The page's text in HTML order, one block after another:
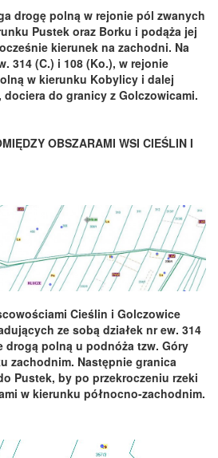
drogę polną w rejonie pól zwanych
Pustek oraz Borku i podąża jej
kierunek na zachodni. Na
314 (C.) i 108 (Ko.), w rejonie
w kierunku Kobylicy i dalej
do granicy z Golczowicami.
OBSZARAMI WSI CIEŚLIN I
Cieślin i Golczowice
ze sobą działek nr ew. 314
drogą polną u podnóża tzw. Góry
zachodnim. Następnie granica
Pustek, by po przekroczeniu rzeki
w kierunku północno-zachodnim.